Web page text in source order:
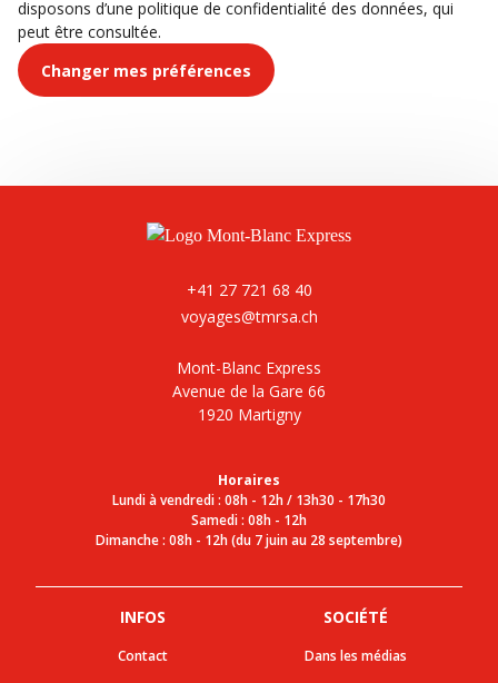
disposons d’une politique de confidentialité des données, qui
peut être consultée.
Changer mes préférences
+41 27 721 68 40
voyages@tmrsa.ch
Mont-Blanc Express
Avenue de la Gare 66
1920 Martigny
Horaires
Lundi à vendredi : 08h - 12h / 13h30 - 17h30
Samedi : 08h - 12h
Dimanche : 08h - 12h (du 7 juin au 28 septembre)
INFOS
Contact
SOCIÉTÉ
Dans les médias